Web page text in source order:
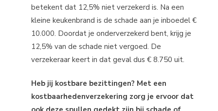
betekent dat 12,5% niet verzekerd is. Na een
kleine keukenbrand is de schade aan je inboedel €
10.000. Doordat je onderverzekerd bent, krijg je
12,5% van de schade niet vergoed. De
verzekeraar keert in dat geval dus € 8.750 uit.
Heb jij kostbare bezittingen? Met een
kostbaarhedenverzekering zorg je ervoor dat